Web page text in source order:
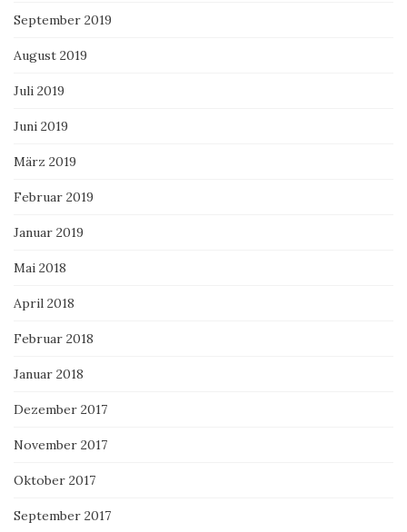
September 2019
August 2019
Juli 2019
Juni 2019
März 2019
Februar 2019
Januar 2019
Mai 2018
April 2018
Februar 2018
Januar 2018
Dezember 2017
November 2017
Oktober 2017
September 2017